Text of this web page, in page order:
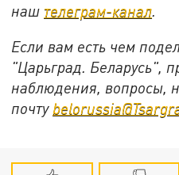
наш телеграм-канал
Если вам есть чем
"Царьград. Беларусь",
наблюдения, вопросы,
почту